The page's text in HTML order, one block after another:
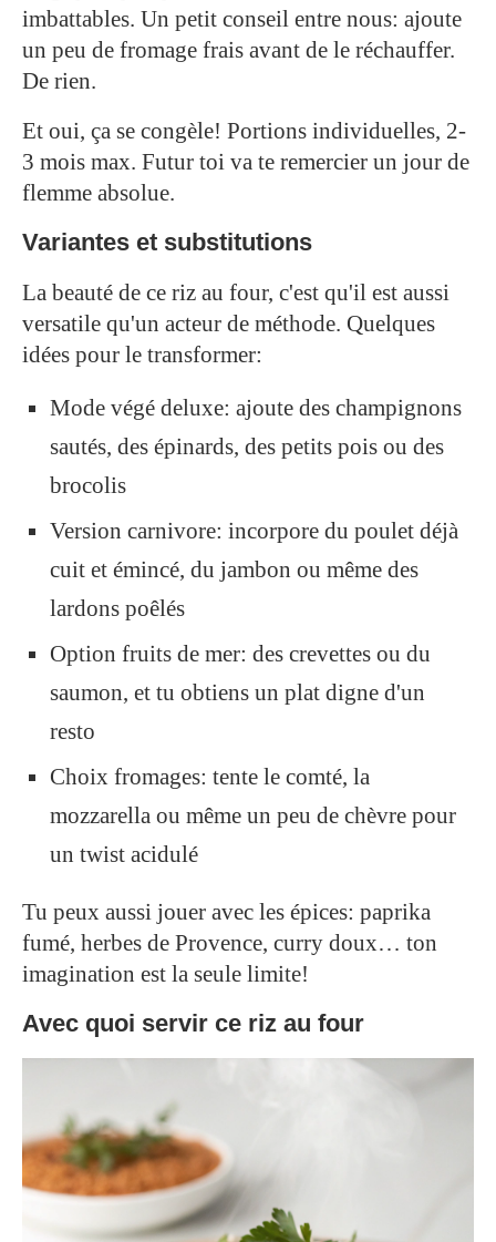
imbattables. Un petit conseil entre nous: ajoute
un peu de fromage frais avant de le réchauffer.
De rien.
Et oui, ça se congèle! Portions individuelles, 2-
3 mois max. Futur toi va te remercier un jour de
flemme absolue.
Variantes et substitutions
La beauté de ce riz au four, c'est qu'il est aussi
versatile qu'un acteur de méthode. Quelques
idées pour le transformer:
Mode végé deluxe: ajoute des champignons
sautés, des épinards, des petits pois ou des
brocolis
Version carnivore: incorpore du poulet déjà
cuit et émincé, du jambon ou même des
lardons poêlés
Option fruits de mer: des crevettes ou du
saumon, et tu obtiens un plat digne d'un
resto
Choix fromages: tente le comté, la
mozzarella ou même un peu de chèvre pour
un twist acidulé
Tu peux aussi jouer avec les épices: paprika
fumé, herbes de Provence, curry doux… ton
imagination est la seule limite!
Avec quoi servir ce riz au four